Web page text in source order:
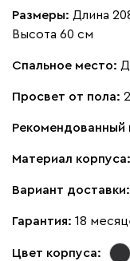
Размеры: Длина
Высота 60 см
Спальное место:
Просвет от пола:
Рекомендованный
Материал корпуса:
Вариант доставки:
Гарантия: 18
Цвет корпуса: